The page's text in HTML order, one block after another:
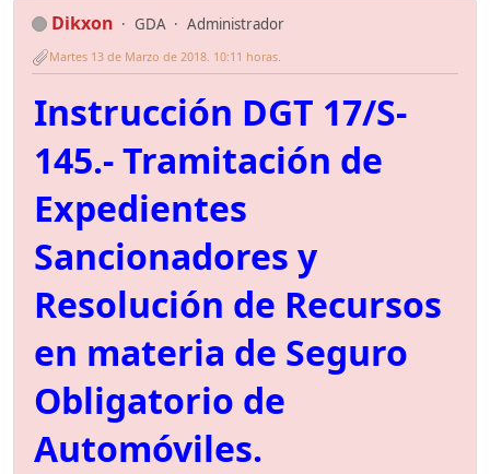
Dikxon GDA Administrador
Martes 13 de Marzo de 2018. 10:11 horas.
Instrucción DGT 17/S-
145.- Tramitación de
Expedientes
Sancionadores y
Resolución de Recursos
en materia de Seguro
Obligatorio de
Automóviles.